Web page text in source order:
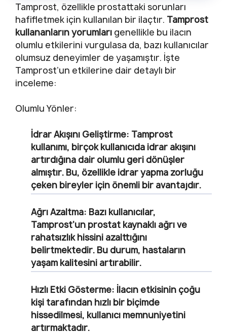
Tamprost, özellikle prostattaki sorunları
hafifletmek için kullanılan bir ilaçtır. Tamprost
kullananların yorumları genellikle bu ilacın
olumlu etkilerini vurgulasa da, bazı kullanıcılar
olumsuz deneyimler de yaşamıştır. İşte
Tamprost’un etkilerine dair detaylı bir
inceleme:
Olumlu Yönler:
İdrar Akışını Geliştirme: Tamprost
kullanımı, birçok kullanıcıda idrar akışını
artırdığına dair olumlu geri dönüşler
almıştır. Bu, özellikle idrar yapma zorluğu
çeken bireyler için önemli bir avantajdır.
Ağrı Azaltma: Bazı kullanıcılar,
Tamprost’un prostat kaynaklı ağrı ve
rahatsızlık hissini azalttığını
belirtmektedir. Bu durum, hastaların
yaşam kalitesini artırabilir.
Hızlı Etki Gösterme: İlacın etkisinin çoğu
kişi tarafından hızlı bir biçimde
hissedilmesi, kullanıcı memnuniyetini
artırmaktadır.